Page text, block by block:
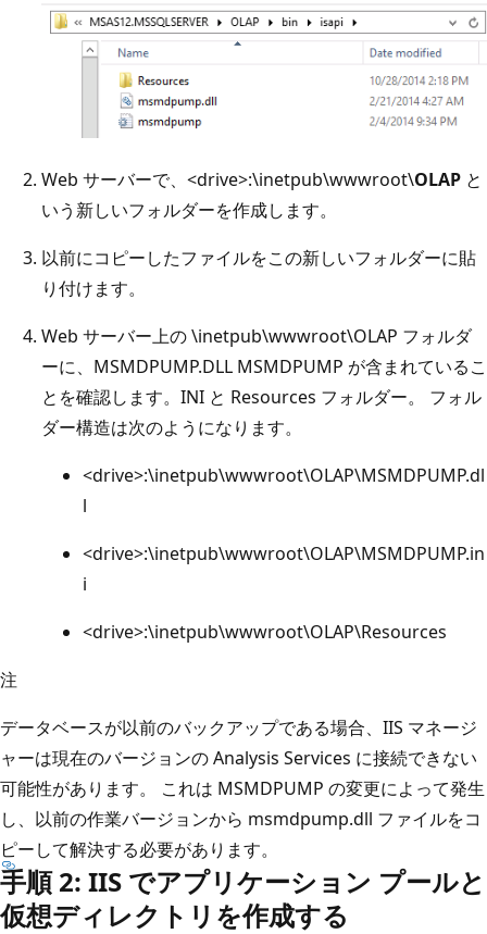
Web サーバーで、<drive>:\inetpub\wwwroot\OLAP と
いう新しいフォルダーを作成します。
以前にコピーしたファイルをこの新しいフォルダーに貼
り付けます。
Web サーバー上の \inetpub\wwwroot\OLAP フォルダ
ーに、MSMDPUMP.DLL MSMDPUMP が含まれているこ
とを確認します。INI と Resources フォルダー。 フォル
ダー構造は次のようになります。
<drive>:\inetpub\wwwroot\OLAP\MSMDPUMP.dl
l
<drive>:\inetpub\wwwroot\OLAP\MSMDPUMP.in
i
<drive>:\inetpub\wwwroot\OLAP\Resources
注
データベースが以前のバックアップである場合、IIS マネージ
ャーは現在のバージョンの Analysis Services に接続できない
可能性があります。 これは MSMDPUMP の変更によって発生
し、以前の作業バージョンから msmdpump.dll ファイルをコ
ピーして解決する必要があります。
手順 2: IIS でアプリケーション プールと
仮想ディレクトリを作成する